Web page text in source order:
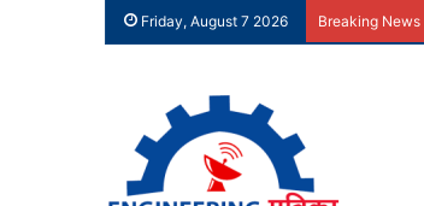
Friday, August 7 2026 Breaking News